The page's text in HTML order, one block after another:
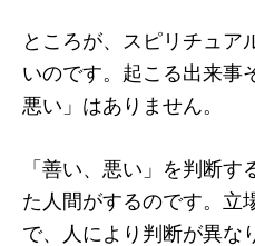
ところが、スピリチュア
いのです。起こる出来事
悪い」はありません。
「善い、悪い」を判断
た人間がするのです。立
で、人により判断が異な